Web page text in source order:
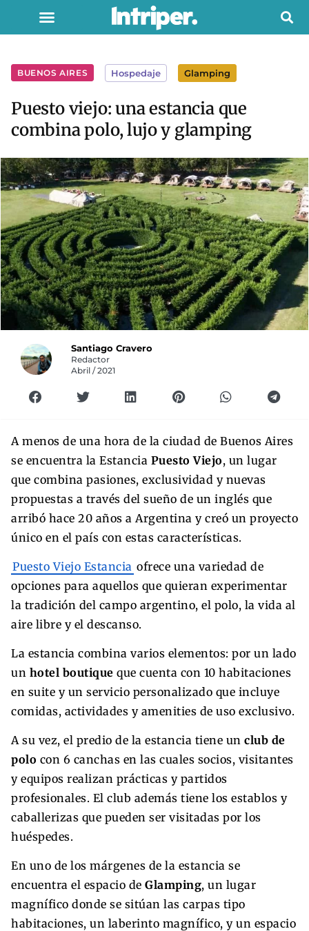
BUENOS AIRES Hospedaje Glamping
Puesto viejo: una estancia que
combina polo, lujo y glamping
Santiago Cravero
Redactor
Abril / 2021
A menos de una hora de la ciudad de Buenos Aires
se encuentra la Estancia Puesto Viejo, un lugar
que combina pasiones, exclusividad y nuevas
propuestas a través del sueño de un inglés que
arribó hace 20 años a Argentina y creó un proyecto
único en el país con estas características.
Puesto Viejo Estancia ofrece una variedad de
opciones para aquellos que quieran experimentar
la tradición del campo argentino, el polo, la vida al
aire libre y el descanso.
La estancia combina varios elementos: por un lado
un hotel boutique que cuenta con 10 habitaciones
en suite y un servicio personalizado que incluye
comidas, actividades y amenities de uso exclusivo.
A su vez, el predio de la estancia tiene un club de
polo con 6 canchas en las cuales socios, visitantes
y equipos realizan prácticas y partidos
profesionales. El club además tiene los establos y
caballerizas que pueden ser visitadas por los
huéspedes.
En uno de los márgenes de la estancia se
encuentra el espacio de Glamping, un lugar
magnífico donde se sitúan las carpas tipo
habitaciones, un laberinto magnífico, y un espacio